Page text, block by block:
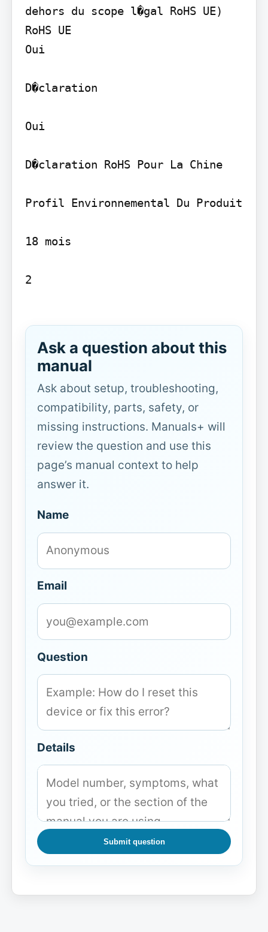
dehors du scope l�gal RoHS UE)
RoHS UE
Oui
D�claration
Oui
D�claration RoHS Pour La Chine
Profil Environnemental Du Produit
18 mois
2
Ask a question about this
manual
Ask about setup, troubleshooting,
compatibility, parts, safety, or
missing instructions. Manuals+ will
review the question and use this
page’s manual context to help
answer it.
Name
Email
Question
Details
Submit question